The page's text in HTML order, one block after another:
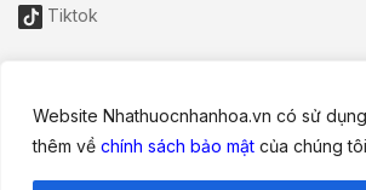
Website Nhathuocnhanhoa.vn có sử
thêm về chính sách bảo mật của chúng
Tiktok
Thông tin trên website này chỉ mang tính